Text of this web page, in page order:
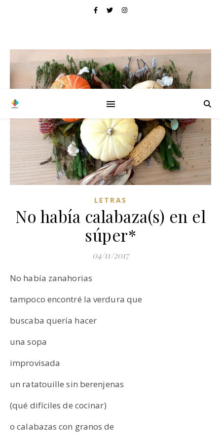
LETRAS
No había calabaza(s) en el
súper*
04/11/2017
No había zanahorias
tampoco encontré la verdura que
buscaba quería hacer
una sopa
improvisada
un ratatouille sin berenjenas
(qué difíciles de cocinar)
o calabazas con granos de